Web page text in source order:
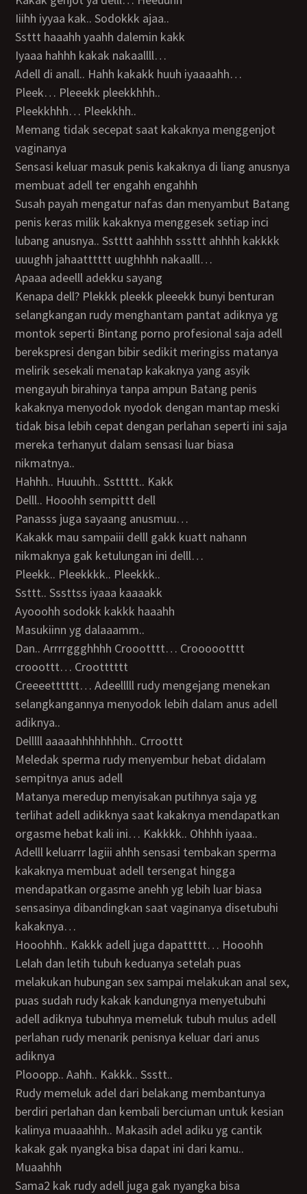
Iiihh iyyaa kak.. Sodokkk ajaa..
Ssttt haaahh yaahh dalemin kakk
Iyaaa hahhh kakak nakaallll…
Adell di anall.. Hahh kakakk huuh iyaaaahh…
Pleek… Pleeekk pleekkhhh..
Pleekkhhh… Pleekkhh..
Memang tidak secepat saat kakaknya menggenjot
vaginanya
Sensasi keluar masuk penis kakaknya di liang anusnya
membuat adell ter engahh engahhh
Susah payah mengatur nafas dan menyambut Batang
penis keras milik kakaknya menggesek setiap inci
lubang anusnya.. Sstttt aahhhh sssttt ahhhh kakkkk
uuughh jahaatttttt uughhhh nakaalll…
Apaaa adeelll adekku sayang
Kenapa dell? Plekkk pleekk pleeekk bunyi benturan
selangkangan rudy menghantam pantat adiknya yg
montok seperti Bintang porno profesional saja adell
berekspresi dengan bibir sedikit meringiss matanya
melirik sesekali menatap kakaknya yang asyik
mengayuh birahinya tanpa ampun Batang penis
kakaknya menyodok nyodok dengan mantap meski
tidak bisa lebih cepat dengan perlahan seperti ini saja
mereka terhanyut dalam sensasi luar biasa
nikmatnya..
Hahhh.. Huuuhh.. Ssttttt.. Kakk
Delll.. Hooohh sempittt dell
Panasss juga sayaang anusmuu…
Kakakk mau sampaiii delll gakk kuatt nahann
nikmaknya gak ketulungan ini delll…
Pleekk.. Pleekkkk.. Pleekkk..
Ssttt.. Sssttss iyaaa kaaaakk
Ayooohh sodokk kakkk haaahh
Masukiinn yg dalaaamm..
Dan.. Arrrrggghhhh Croootttt… Croooootttt
crooottt… Crootttttt
Creeeetttttt… Adeelllll rudy mengejang menekan
selangkangannya menyodok lebih dalam anus adell
adiknya..
Delllll aaaaahhhhhhhhh.. Crroottt
Meledak sperma rudy menyembur hebat didalam
sempitnya anus adell
Matanya meredup menyisakan putihnya saja yg
terlihat adell adikknya saat kakaknya mendapatkan
orgasme hebat kali ini… Kakkkk.. Ohhhh iyaaa..
Adelll keluarrr lagiii ahhh sensasi tembakan sperma
kakaknya membuat adell tersengat hingga
mendapatkan orgasme anehh yg lebih luar biasa
sensasinya dibandingkan saat vaginanya disetubuhi
kakaknya…
Hooohhh.. Kakkk adell juga dapattttt… Hooohh
Lelah dan letih tubuh keduanya setelah puas
melakukan hubungan sex sampai melakukan anal sex,
puas sudah rudy kakak kandungnya menyetubuhi
adell adiknya tubuhnya memeluk tubuh mulus adell
perlahan rudy menarik penisnya keluar dari anus
adiknya
Plooopp.. Aahh.. Kakkk.. Ssstt..
Rudy memeluk adel dari belakang membantunya
berdiri perlahan dan kembali berciuman untuk kesian
kalinya muaaahhh.. Makasih adel adiku yg cantik
kakak gak nyangka bisa dapat ini dari kamu..
Muaahhh
Sama2 kak rudy adell juga gak nyangka bisa